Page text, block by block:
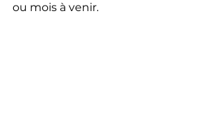
ou mois à venir.